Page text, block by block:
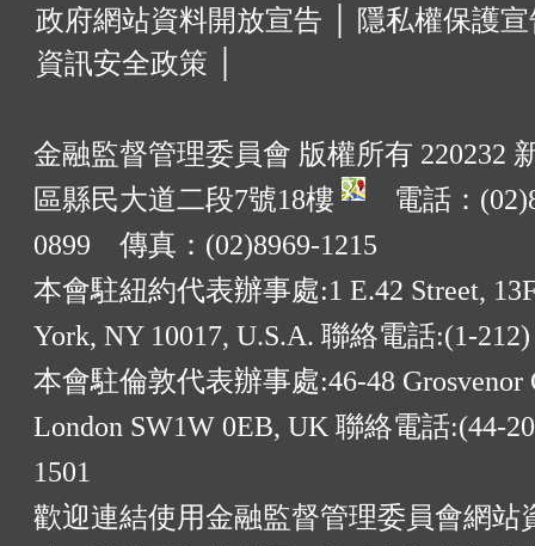
政府網站資料開放宣告 │
隱私權保護
資訊安全政策 │
金融監督管理委員會 版權所有 220232
區縣民大道二段7號18樓
電話：
0899 傳真：(02)8969-1215
本會駐紐約代表辦事處:1 E.42 Street,
York, NY 10017, U.S.A. 聯絡電話:(1-212)
本會駐倫敦代表辦事處:46-48 Grosvenor
London SW1W 0EB, UK 聯絡電話:(44-
1501
歡迎連結使用金融監督管理委員會網站